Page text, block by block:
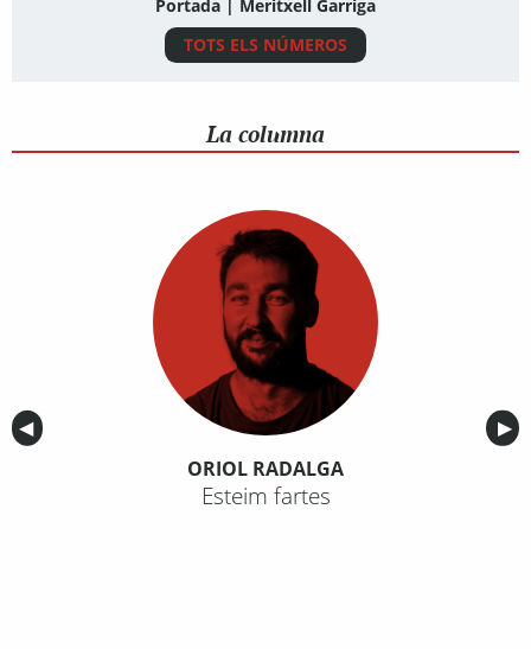
Portada | Meritxell Garriga
TOTS ELS NÚMEROS
La columna
Anterior
◀︎ ▶︎
ORIOL RADALGA
Esteim fartes